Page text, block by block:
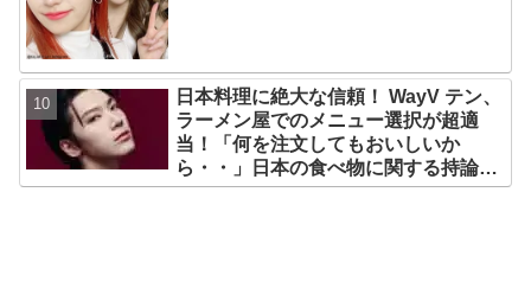
日本料理に絶大な信頼！ WayV テン、
ラーメン屋でのメニュー選択が超適
当！「何を注文してもおいしいか
ら・・」日本の食べ物に関する持論を
明かす